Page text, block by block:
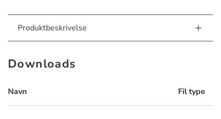
Produktbeskrivelse
Downloads
Navn Fil type